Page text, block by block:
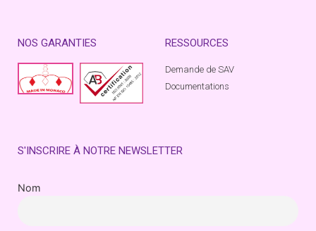
NOS GARANTIES RESSOURCES
Demande de SAV
Documentations
S'INSCRIRE À NOTRE NEWSLETTER
Nom